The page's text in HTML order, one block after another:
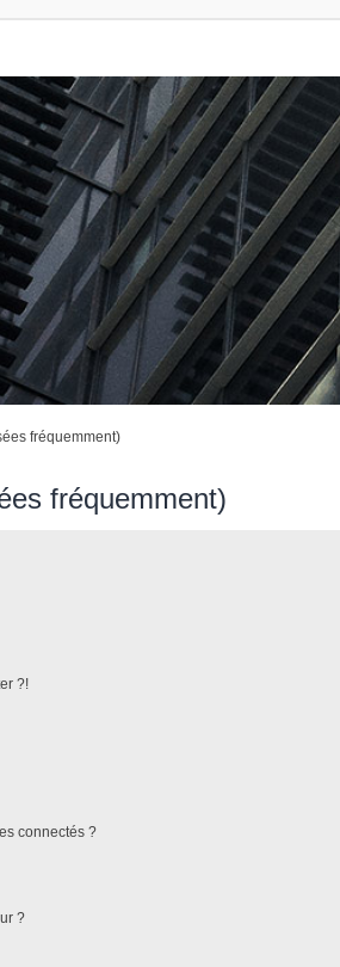
fréquemment)
fréquemment)
?!
connectés ?
?